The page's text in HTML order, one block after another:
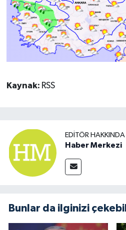
Kaynak: RSS
EDITÖR HAKKINDA
Haber Merkezi
Bunlar da ilginizi